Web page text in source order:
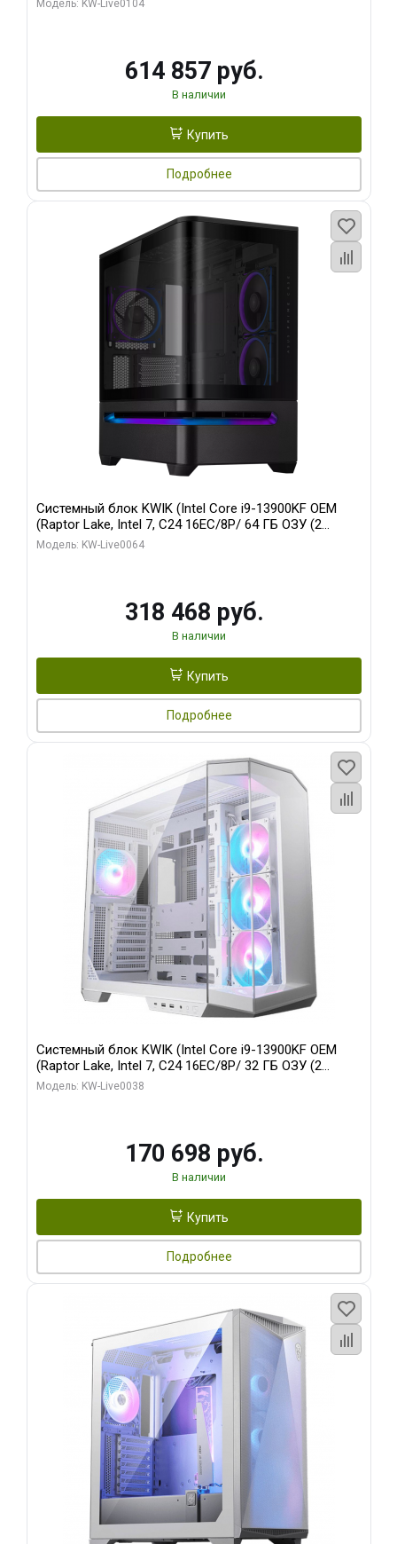
Модель: KW-Live0104
614 857 руб.
В наличии
Купить
Подробнее
Системный блок KWIK (Intel Core i9-13900KF OEM
(Raptor Lake, Intel 7, C24 16EC/8P/ 64 ГБ ОЗУ (2
модуля)/ ASUS RTX5080 PROART OC 16GB GDDR7
Модель: KW-Live0064
318 468 руб.
В наличии
Купить
Подробнее
Системный блок KWIK (Intel Core i9-13900KF OEM
(Raptor Lake, Intel 7, C24 16EC/8P/ 32 ГБ ОЗУ (2
модуля)/ Gigabyte RX9070XT GAMING OC 16GB GDDR6
Модель: KW-Live0038
170 698 руб.
В наличии
Купить
Подробнее